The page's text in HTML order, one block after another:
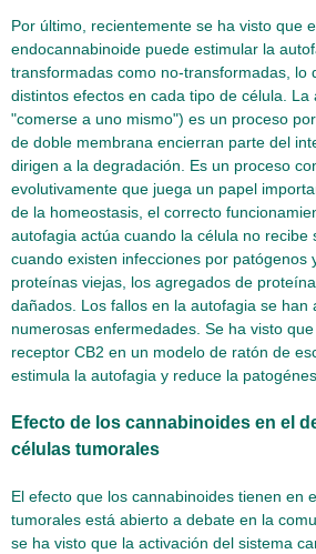
Por último, recientemente se ha visto que
endocannabinoide puede estimular la
transformadas como no-transformadas, lo
distintos efectos en cada tipo de célula. La
"comerse a uno mismo") es un proceso
de doble membrana encierran parte del
dirigen a la degradación. Es un proceso
evolutivamente que juega un papel
de la homeostasis, el correcto
autofagia actúa cuando la célula no recibe
cuando existen infecciones por patógenos
proteínas viejas, los agregados de
dañados. Los fallos en la autofagia se han
numerosas enfermedades. Se ha visto
receptor CB2 en un modelo de ratón de
estimula la autofagia y reduce la
Efecto de los cannabinoides en el
células tumorales
El efecto que los cannabinoides tienen en
tumorales está abierto a debate en la
se ha visto que la activación del sistema